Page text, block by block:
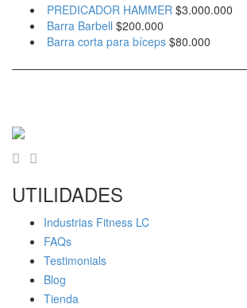
PREDICADOR HAMMER $3.000.000
Barra Barbell $200.000
Barra corta para bíceps $80.000
UTILIDADES
Industrias Fitness LC
FAQs
Testimonials
Blog
Tienda